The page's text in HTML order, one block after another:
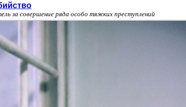
за совершение ряда особо тяжких преступлений